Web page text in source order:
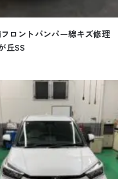
フロントバンパー
丘SS